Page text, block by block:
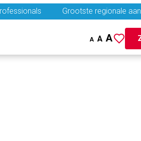
Grootste regionale
A A A